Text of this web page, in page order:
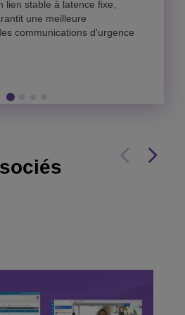
lien stable à latence fixe,
une meilleure
communications d'urgence